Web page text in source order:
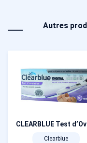
Autres
Clearblue